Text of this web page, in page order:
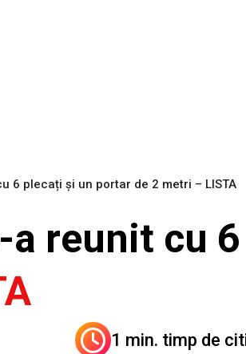
6 plecați și un portar de 2 metri – LISTA
a reunit cu
1 min. timp de